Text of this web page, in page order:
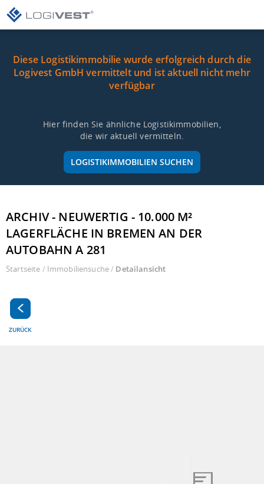
Diese Logistikimmobilie wurde erfolgreich durch die
Logivest GmbH vermittelt und ist aktuell nicht mehr
verfügbar
Hier finden Sie ähnliche Logistikimmobilien,
die wir aktuell vermitteln.
LOGISTIKIMMOBILIEN SUCHEN
ARCHIV - NEUWERTIG - 10.000 M²
LAGERFLÄCHE IN BREMEN AN DER
AUTOBAHN A 281
Startseite / Immobiliensuche/ Detailansicht
ZURÜCK